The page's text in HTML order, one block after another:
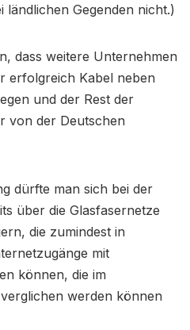
Gegenden nicht.)
dass weitere Unternehmen
erfolgreich Kabel neben
und der Rest der
von der Deutschen
dürfte man sich bei der
über die Glasfasernetze
die zumindest in
mit
können, die im
werden können